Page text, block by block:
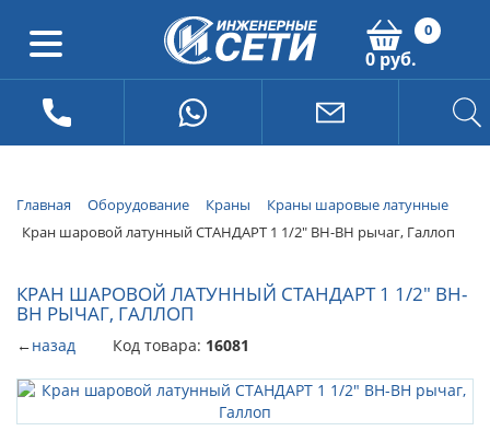
0
0 руб.
Главная Оборудование Краны
Краны шаровые латунные
Кран шаровой латунный СТАНДАРТ 1 1/2" ВН-ВН рычаг, Галлоп
КРАН ШАРОВОЙ ЛАТУННЫЙ СТАНДАРТ 1 1/2" ВН-
ВН РЫЧАГ, ГАЛЛОП
←назад Код товара: 16081